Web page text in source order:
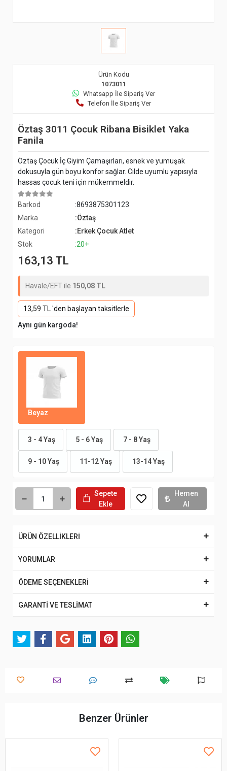
Ürün Kodu
1073011
Whatsapp İle Sipariş Ver
Telefon İle Sipariş Ver
Öztaş 3011 Çocuk Ribana Bisiklet Yaka
Fanila
Öztaş Çocuk İç Giyim Çamaşırları, esnek ve yumuşak
dokusuyla gün boyu konfor sağlar. Cilde uyumlu yapısıyla
hassas çocuk teni için mükemmeldir.
Barkod
:8693875301123
Marka
:Öztaş
Kategori
:Erkek Çocuk Atlet
Stok
:20+
163,13 TL
Havale/EFT ile 150,08 TL
13,59 TL 'den başlayan taksitlerle
Aynı gün kargoda!
Beyaz
3 - 4 Yaş 5 - 6 Yaş 7 - 8 Yaş
9 - 10 Yaş 11-12 Yaş 13-14 Yaş
Sepete
Ekle
Hemen
Al
ÜRÜN ÖZELLİKLERİ
YORUMLAR
ÖDEME SEÇENEKLERİ
GARANTİ VE TESLİMAT
Benzer Ürünler